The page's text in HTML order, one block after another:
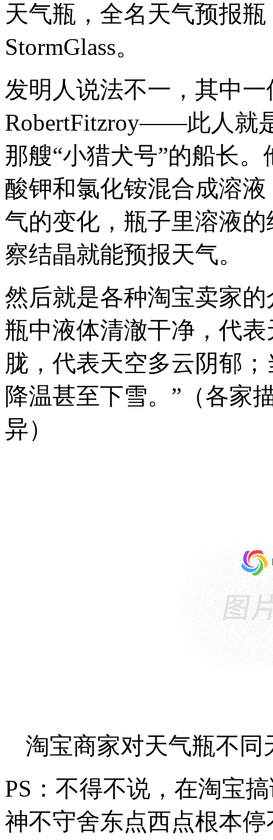
天气瓶，全名天气预报
StormGlass。
发明人说法不一，其中
RobertFitzroy——此人就
那艘“小猎犬号”的船长
酸钾和氯化铵混合成溶
气的变化，瓶子里溶液
察结晶就能预报天气。
然后就是各种淘宝卖家
瓶中液体清澈干净，代
胧，代表天空多云阴郁
降温甚至下雪。”（各家
异）
淘宝商家对天气瓶不
PS：不得不说，在淘宝
神不守舍东点西点根本